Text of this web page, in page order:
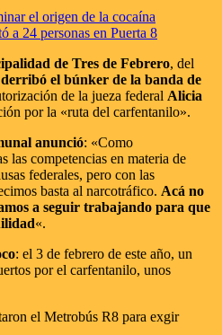
el origen de la cocaína
a 24 personas en Puerta 8
de Tres de Febrero, del
derribó el búnker de la banda de
de la jueza federal Alicia
por la «ruta del carfentanilo».
anunció: «Como
las competencias en materia de
federales, pero con las
basta al narcotráfico. Acá no
a seguir trabajando para que
«.
: el 3 de febrero de este año, un
por el carfentanilo, unos
el Metrobús R8 para exgir